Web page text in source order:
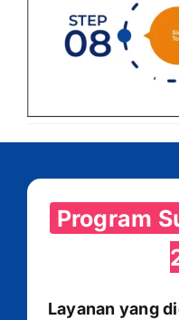
Program
Layanan yang